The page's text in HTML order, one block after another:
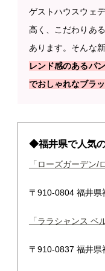
ゲストハウスウェ
高く、こだわりあ
あります。そんな
レンド感のあるパ
でおしゃれなブラ
◆福井県で人気
「ローズガーデン/
〒910-0804 福井
「ララシャンス ベ
〒910-0837 福井県